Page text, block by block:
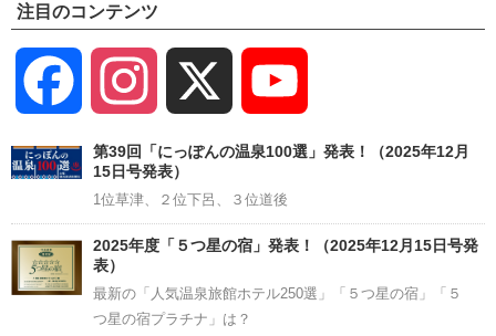
注目のコンテンツ
Facebook Instagram
Channel
第39回「にっぽんの温泉100選」発表！（2025年12月
15日号発表）
1位草津、２位下呂、３位道後
2025年度「５つ星の宿」発表！（2025年12月15日号発
表）
最新の「人気温泉旅館ホテル250選」「５つ星の宿」「５
つ星の宿プラチナ」は？